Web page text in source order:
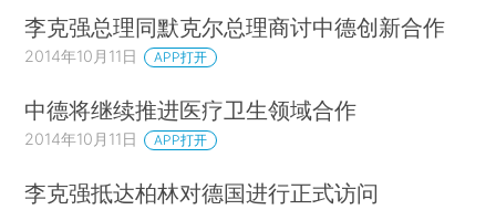
李克强总理同默克尔总理商讨中德创新合作
2014年10月11日 APP打开
中德将继续推进医疗卫生领域合作
2014年10月11日 APP打开
李克强抵达柏林对德国进行正式访问